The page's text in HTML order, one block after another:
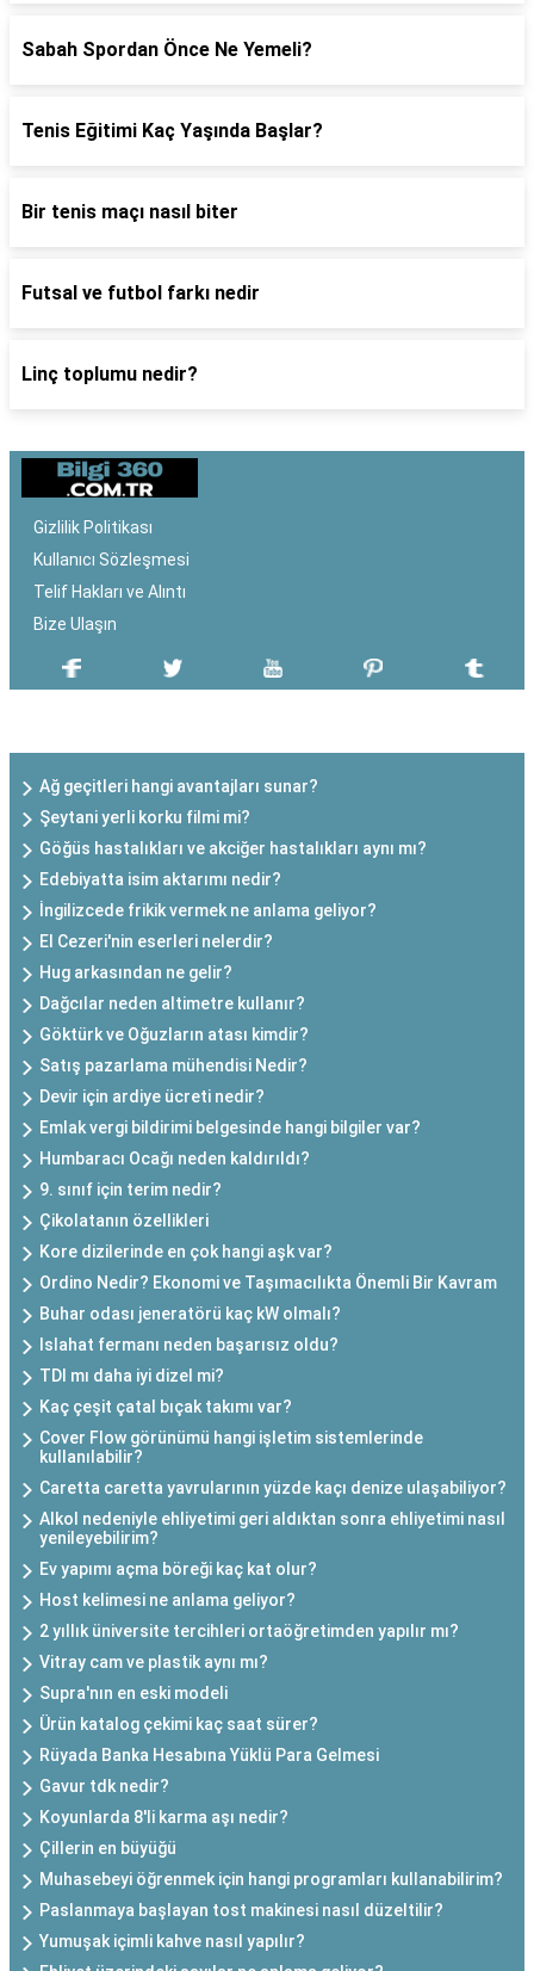
Sabah Spordan Önce Ne Yemeli?
Tenis Eğitimi Kaç Yaşında Başlar?
Bir tenis maçı nasıl biter
Futsal ve futbol farkı nedir
Linç toplumu nedir?
Gizlilik Politikası
Kullanıcı Sözleşmesi
Telif Hakları ve Alıntı
Bize Ulaşın
Ağ geçitleri hangi avantajları sunar?
Şeytani yerli korku filmi mi?
Göğüs hastalıkları ve akciğer hastalıkları aynı mı?
Edebiyatta isim aktarımı nedir?
İngilizcede frikik vermek ne anlama geliyor?
El Cezeri'nin eserleri nelerdir?
Hug arkasından ne gelir?
Dağcılar neden altimetre kullanır?
Göktürk ve Oğuzların atası kimdir?
Satış pazarlama mühendisi Nedir?
Devir için ardiye ücreti nedir?
Emlak vergi bildirimi belgesinde hangi bilgiler var?
Humbaracı Ocağı neden kaldırıldı?
9. sınıf için terim nedir?
Çikolatanın özellikleri
Kore dizilerinde en çok hangi aşk var?
Ordino Nedir? Ekonomi ve Taşımacılıkta Önemli Bir Kavram
Buhar odası jeneratörü kaç kW olmalı?
Islahat fermanı neden başarısız oldu?
TDI mı daha iyi dizel mi?
Kaç çeşit çatal bıçak takımı var?
Cover Flow görünümü hangi işletim sistemlerinde
kullanılabilir?
Caretta caretta yavrularının yüzde kaçı denize ulaşabiliyor?
Alkol nedeniyle ehliyetimi geri aldıktan sonra ehliyetimi nasıl
yenileyebilirim?
Ev yapımı açma böreği kaç kat olur?
Host kelimesi ne anlama geliyor?
2 yıllık üniversite tercihleri ortaöğretimden yapılır mı?
Vitray cam ve plastik aynı mı?
Supra'nın en eski modeli
Ürün katalog çekimi kaç saat sürer?
Rüyada Banka Hesabına Yüklü Para Gelmesi
Gavur tdk nedir?
Koyunlarda 8'li karma aşı nedir?
Çillerin en büyüğü
Muhasebeyi öğrenmek için hangi programları kullanabilirim?
Paslanmaya başlayan tost makinesi nasıl düzeltilir?
Yumuşak içimli kahve nasıl yapılır?